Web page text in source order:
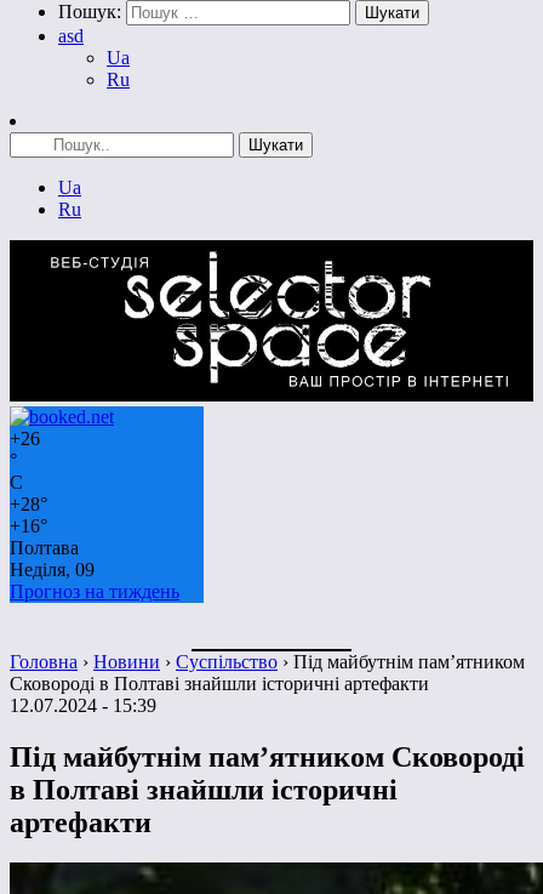
Пошук:
asd
Ua
Ru
Ua
Ru
+26
°
C
+28°
+16°
Полтава
Неділя, 09
Прогноз на тиждень
Головна › Новини › Суспільство › Під майбутнім пам’ятником
Сковороді в Полтаві знайшли історичні артефакти
12.07.2024 - 15:39
Під майбутнім пам’ятником Сковороді
в Полтаві знайшли історичні
артефакти